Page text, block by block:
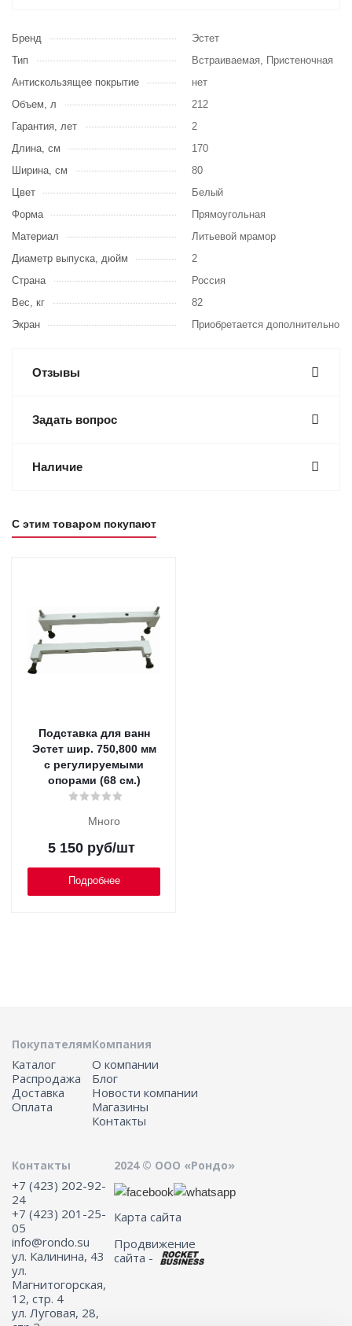
Бренд
Эстет
Тип
Встраиваемая, Пристеночная
Антискользящее покрытие
нет
Объем, л
212
Гарантия, лет
2
Длина, см
170
Ширина, см
80
Цвет
Белый
Форма
Прямоугольная
Материал
Литьевой мрамор
Диаметр выпуска, дюйм
2
Страна
Россия
Вес, кг
82
Экран
Приобретается дополнительно
Отзывы
Задать вопрос
Наличие
С этим товаром покупают
Подставка для ванн
Эстет шир. 750,800 мм
с регулируемыми
опорами (68 см.)
Много
5 150руб/шт
Подробнее
Покупателям
Каталог
Распродажа
Доставка
Оплата
Компания
О компании
Блог
Новости компании
Магазины
Контакты
Контакты
+7 (423) 202-92-
24
+7 (423) 201-25-
05
info@rondo.su
ул. Калинина, 43
ул.
Магнитогорская,
12, стр. 4
ул. Луговая, 28,
2024 © ООО «Рондо»
Карта сайта
Продвижение
сайта -